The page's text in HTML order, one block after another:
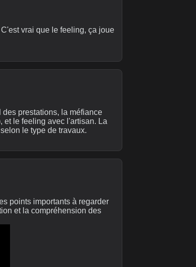
vrai que le feeling, ça joue
prestations, la méfiance
et le feeling avec l'artisan. La
le type de travaux.
points importants à regarder
et la compréhension des